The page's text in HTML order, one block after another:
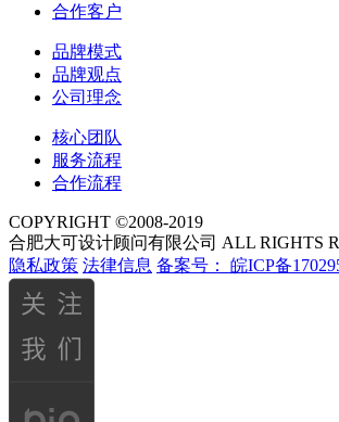
合作客户
品牌模式
品牌观点
公司理念
核心团队
服务流程
合作流程
COPYRIGHT ©2008-2019
合肥大可设计顾问有限公司 ALL RIGHTS
隐私政策 法律信息 备案号： 皖ICP备